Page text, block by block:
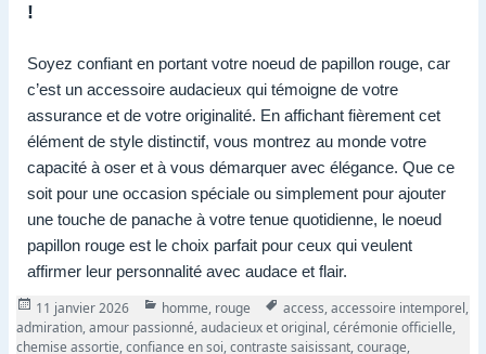
!
Soyez confiant en portant votre noeud de papillon rouge, car
c’est un accessoire audacieux qui témoigne de votre
assurance et de votre originalité. En affichant fièrement cet
élément de style distinctif, vous montrez au monde votre
capacité à oser et à vous démarquer avec élégance. Que ce
soit pour une occasion spéciale ou simplement pour ajouter
une touche de panache à votre tenue quotidienne, le noeud
papillon rouge est le choix parfait pour ceux qui veulent
affirmer leur personnalité avec audace et flair.
Publié
le
11 janvier 2026 Catégories
homme, rouge Tags
access,accessoire intemporel,
admiration,amour passionné,audacieux et original,cérémonie officielle,
chemise assortie,confiance en soi,contraste saisissant,courage,